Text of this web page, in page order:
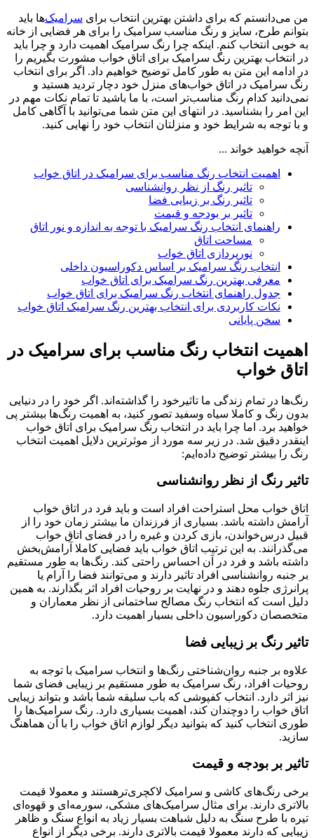
من می‌دانستم که برای داشتن بهترین انتخاب برای سرامیک‌‌ها باید
بتوانم طرح، سایز و رنگ مناسب سرامیک را برای هر فضایی از خانه
به خوبی انتخاب کنم. اینکه چرا رنگ سرامیک اهمیت دارد و چرا باید
در انتخاب بهترین رنگ سرامیک برای اتاق خواب مشورت بگیریم را
در ادامه این متن به طور کامل توضیح خواهیم داد. اگر برای انتخاب
رنگ سرامیک در اتاق خواب‌های منزل خود دچار تردید هستید و
نمی‌دانید کدام رنگ مناسب‌تر است، با ما باشید تا تمام نکات مهم در
این امر را بشناسید. در انتهای این متن شما می‌توانید با آگاهی کامل
و با توجه به شرایط خود و منزلتان انتخاب خود را نهایی کنید.
آنچه خواهید خواند ...
اهمیت انتخاب رنگ مناسب برای سرامیک در اتاق خواب
تاثیر رنگ از نظر روانشناسی
تاثیر رنگ بر زیبایی فضا
تاثیر بر بودجه و قیمت
راهنمای انتخاب رنگ سرامیک با توجه به اندازه و نور اتاق
مساحت اتاق
نورپردازی اتاق خواب
انتخاب رنگ سرامیک بر اساس دکوراسیون داخلی
معرفی بهترین رنگ سرامیک برای اتاق خواب
جدول راهنمای انتخاب رنگ سرامیک برای اتاق خواب
نکات کاربردی برای انتخاب بهترین رنگ سرامیک اتاق خواب
سخن پایانی
اهمیت انتخاب رنگ مناسب برای سرامیک در
اتاق خواب
رنگ‌‌ها در تمام زندگی ما تاثیرخود را گذاشته‌اند. اگر خود را در دنیایی
بدون رنگ و کاملا سیاه وسفید تصور کنید، به اهمیت رنگ‌‌ها بیشتر پی
خواهید برد. اما چرا باید در انتخاب رنگ سرامیک برای اتاق خواب
اینقدر دقیق شد. در زیر سه مورد از موثرترین دلایل اهمیت انتخاب
رنگ را بیشتر توضیح داده‌ایم:
تاثیر رنگ از نظر روانشناسی
اتاق خواب محل استراحت افراد است و باید فرد در اتاق خواب
آرامش داشته باشد. بسیاری از فرزندان ما بیشتر زمان خود را از
قبیل درس‌خواندن، بازی کردن و غیره را در فضای اتاق خواب
می‌گذرانند. به این ترتیب اتاق خواب باید فضایی کاملا آرامش‌بخش
داشته باشد و فرد در آن احساس راحتی کند. رنگ‌ها به طور مستقیم
بر جنبه روانشناسی افراد تاثیر دارند و می‌توانند فضا را آرام یا
پرانرژی جلوه دهند و در نهایت بر روحیات افراد اثر بگذارند. به همین
دلیل است که انتخاب رنگ مصالح ساختمانی از نظر معماران و
متخصصان دکوراسیون داخلی بسیار اهمیت دارد.
تاثیر رنگ بر زیبایی فضا
علاوه بر جنبه روان‌شناختی رنگ‌‌ها و انتخاب سرامیک با توجه به
روحیات افراد، رنگ سرامیک به طور مستقیم بر زیبایی فضای شما
نیز اثر دارد. انتخاب کفپوشی که باب سلیقه شما باشد و بتواند زیبایی
اتاق خواب را دوچندان کند، اهمیت بسیاری دارد. رنگ سرامیک‌ها را
طوری انتخاب کنید که بتوانید دیگر لوازم اتاق خواب را با آن هماهنگ
سازید.
تاثیر بر بودجه و قیمت
برخی رنگ‌های کاشی و سرامیک لاکچری‌ترهستند و معمولا قیمت
بالاتری دارند. برای مثال سرامیک‌های مشکی،‌ سورمه‌ای و قهوه‌ای
تیره با طرح سنگ به دلیل شباهت بسیار زیاد به انواع سنگ و ظاهر
زیبایی که دارند معمولا قیمت بالاتری دارند. برخی دیگر از انواع